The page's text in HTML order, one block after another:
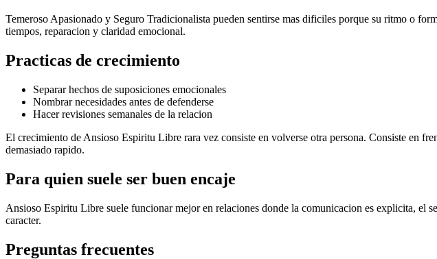
Temeroso Apasionado y Seguro Tradicionalista pueden sentirse mas dificiles porque su ritmo o
tiempos, reparacion y claridad emocional.
Practicas de crecimiento
Separar hechos de suposiciones emocionales
Nombrar necesidades antes de defenderse
Hacer revisiones semanales de la relacion
El crecimiento de Ansioso Espiritu Libre rara vez consiste en volverse otra persona. Consiste en
demasiado rapido.
Para quien suele ser buen encaje
Ansioso Espiritu Libre suele funcionar mejor en relaciones donde la comunicacion es explicita, el
caracter.
Preguntas frecuentes